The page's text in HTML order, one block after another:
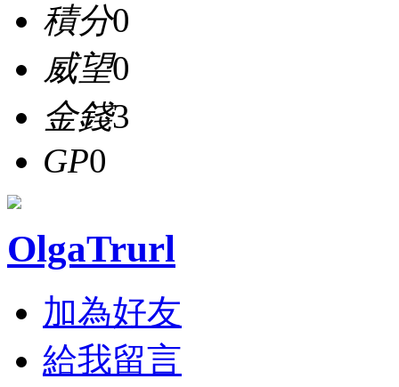
積分0
威望0
金錢3
GP0
OlgaTrurl
加為好友
給我留言